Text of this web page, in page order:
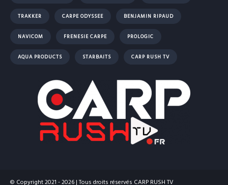
TRAKKER CARPE ODYSSEE BENJAMIN RIPAUD
NAVICOM FRENESIE CARPE PROLOGIC
AQUA PRODUCTS STARBAITS CARP RUSH TV
© Copyright 2021 - 2026 | Tous droits réservés CARP RUSH TV